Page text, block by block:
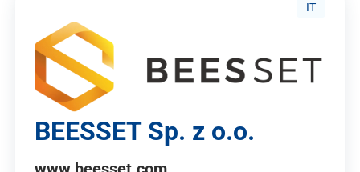
IT
BEESSET Sp. z o.o.